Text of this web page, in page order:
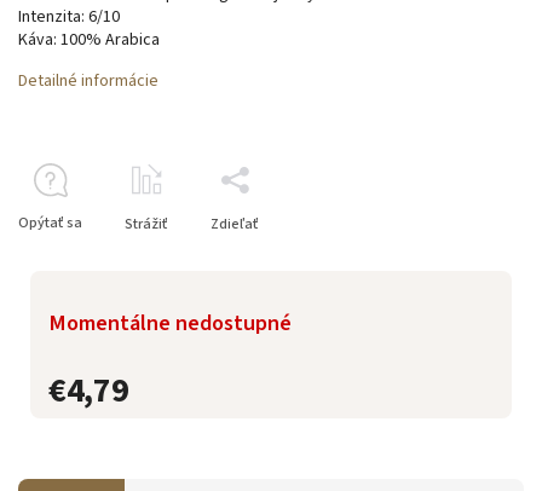
€4,79
Momentálne nedostupné
Intenzita: 6/10
Káva: 100% Arabica
Detailné informácie
Opýtať sa Strážiť Zdieľať